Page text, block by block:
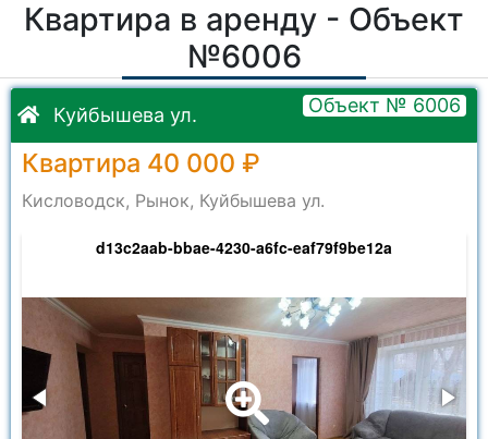
Квартира в аренду - Объект
№6006
Куйбышева ул. Объект № 6006
Квартира 40 000 ₽
Кисловодск, Рынок, Куйбышева ул.
d13c2aab-bbae-4230-a6fc-eaf79f9be12a